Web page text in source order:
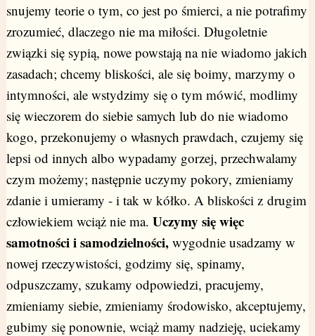
snujemy teorie o tym, co jest po śmierci, a nie potrafimy
zrozumieć, dlaczego nie ma miłości. Długoletnie
związki się sypią, nowe powstają na nie wiadomo jakich
zasadach; chcemy bliskości, ale się boimy, marzymy o
intymności, ale wstydzimy się o tym mówić, modlimy
się wieczorem do siebie samych lub do nie wiadomo
kogo, przekonujemy o własnych prawdach, czujemy się
lepsi od innych albo wypadamy gorzej, przechwalamy
czym możemy; następnie uczymy pokory, zmieniamy
zdanie i umieramy - i tak w kółko. A bliskości z drugim
człowiekiem wciąż nie ma. Uczymy się więc
samotności i samodzielności,wygodnie usadzamy w
nowej rzeczywistości, godzimy się, spinamy,
odpuszczamy, szukamy odpowiedzi, pracujemy,
zmieniamy siebie, zmieniamy środowisko, akceptujemy,
gubimy się ponownie, wciąż mamy nadzieję, uciekamy